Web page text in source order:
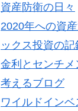
資産防衛の日々
2020年への資
ックス投資の記
金利とセンチ
考えるブログ
ワイルドイン